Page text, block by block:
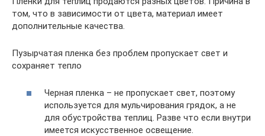
том, что в зависимости от цвета, материал имеет
дополнительные качества.
Пузырчатая пленка без проблем пропускает свет и
сохраняет тепло
Черная пленка – не пропускает свет, поэтому
используется для мульчирования грядок, а не
для обустройства теплиц. Разве что если внутри
имеется искусственное освещение.